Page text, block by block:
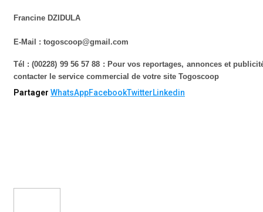
Francine DZIDULA
E-Mail : togoscoop@gmail.com
Tél : (00228) 99 56 57 88 : Pour vos reportages, annonces et
contacter le service commercial de votre site Togoscoop
Partager WhatsAppFacebookTwitterLinkedin